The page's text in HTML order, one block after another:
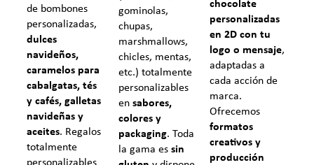
de bombones
personalizadas,
dulces
navideños,
caramelos para
cabalgatas, tés
y cafés, galletas
navideñas y
aceites. Regalos
totalmente
personalizables
gominolas,
chupas,
marshmallows,
chicles, mentas,
etc.) totalmente
personalizables
en sabores,
colores y
packaging. Toda
la gama es sin
chocolate
personalizadas
en 2D con tu
logo o mensaje,
adaptadas a
cada acción de
marca.
Ofrecemos
formatos
creativos y
producción